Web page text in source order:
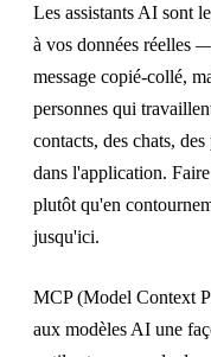
Les assistants AI sont
à vos données réelles
message copié-collé,
personnes qui
contacts, des chats,
dans l'application.
plutôt qu'en
jusqu'ici.
MCP (Model Context
aux modèles AI une